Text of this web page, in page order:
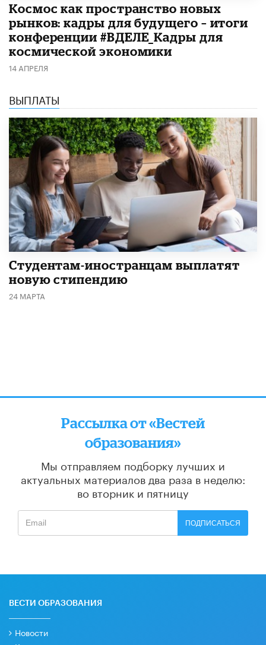
Космос как пространство новых
рынков: кадры для будущего – итоги
конференции #ВДЕЛЕ_Кадры для
космической экономики
14 АПРЕЛЯ
ВЫПЛАТЫ
Студентам-иностранцам выплатят
новую стипендию
24 МАРТА
Рассылка от «Вестей
образования»
Мы отправляем подборку лучших и
актуальных материалов два раза в неделю:
во вторник и пятницу
ПОДПИСАТЬСЯ
ВЕСТИ ОБРАЗОВАНИЯ
Новости